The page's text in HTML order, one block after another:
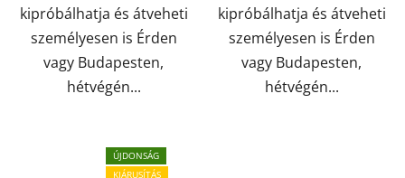
kipróbálhatja és átveheti
személyesen is Érden
vagy Budapesten,
hétvégén...
kipróbálhatja és átveheti
személyesen is Érden
vagy Budapesten,
hétvégén...
ÚJDONSÁG
KIÁRUSÍTÁS